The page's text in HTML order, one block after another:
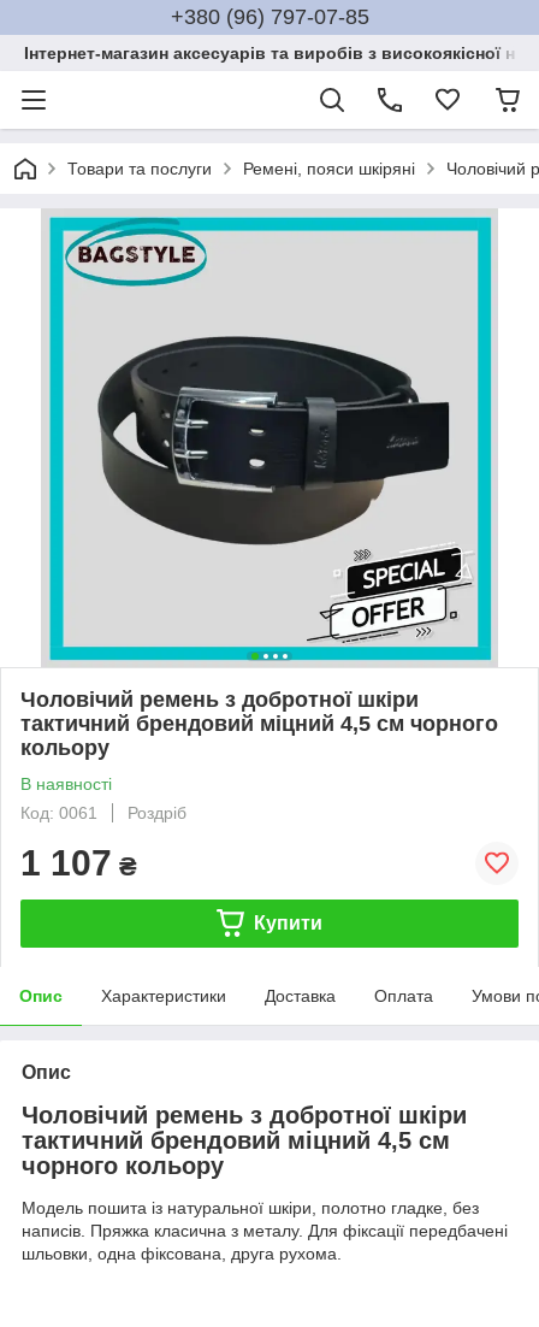
+380 (96) 797-07-85
Інтернет-магазин аксесуарів та виробів з високоякісної
Товари та послуги Ремені, пояси шкіряні Чоловічий
Чоловічий ремень з добротної шкіри
тактичний брендовий міцний 4,5 см чорного
кольору
В наявності
Код: 0061
Роздріб
1 107 ₴
Купити
Опис Характеристики Доставка Оплата Умови
Опис
Чоловічий ремень з добротної шкіри
тактичний брендовий міцний 4,5 см
чорного кольору
Модель пошита із натуральної шкіри, полотно гладке, без
написів. Пряжка класична з металу. Для фіксації передбачені
шльовки, одна фіксована, друга рухома.